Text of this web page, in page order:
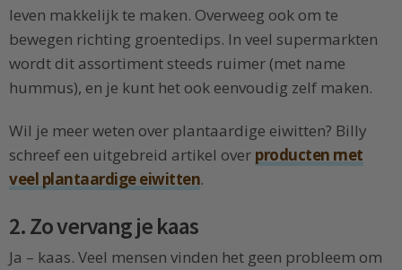
leven makkelijk te maken. Overweeg ook om te
bewegen richting groentedips. In veel supermarkten
wordt dit assortiment steeds ruimer (met name
hummus), en je kunt het ook eenvoudig zelf maken.
Wil je meer weten over plantaardige eiwitten? Billy
schreef een uitgebreid artikel over producten met
veel plantaardige eiwitten.
2. Zo vervang je kaas
Ja – kaas. Veel mensen vinden het geen probleem om